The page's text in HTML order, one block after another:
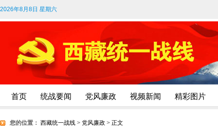
2026年8月8日 星期六
首页 统战要闻 党风廉政 视频新闻 精彩图片
您的位置： 西藏统一战线 > 党风廉政 > 正文